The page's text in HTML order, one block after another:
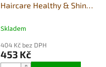
Haircare Healthy & Shiny
Skladem
404 Kč bez DPH
453 Kč